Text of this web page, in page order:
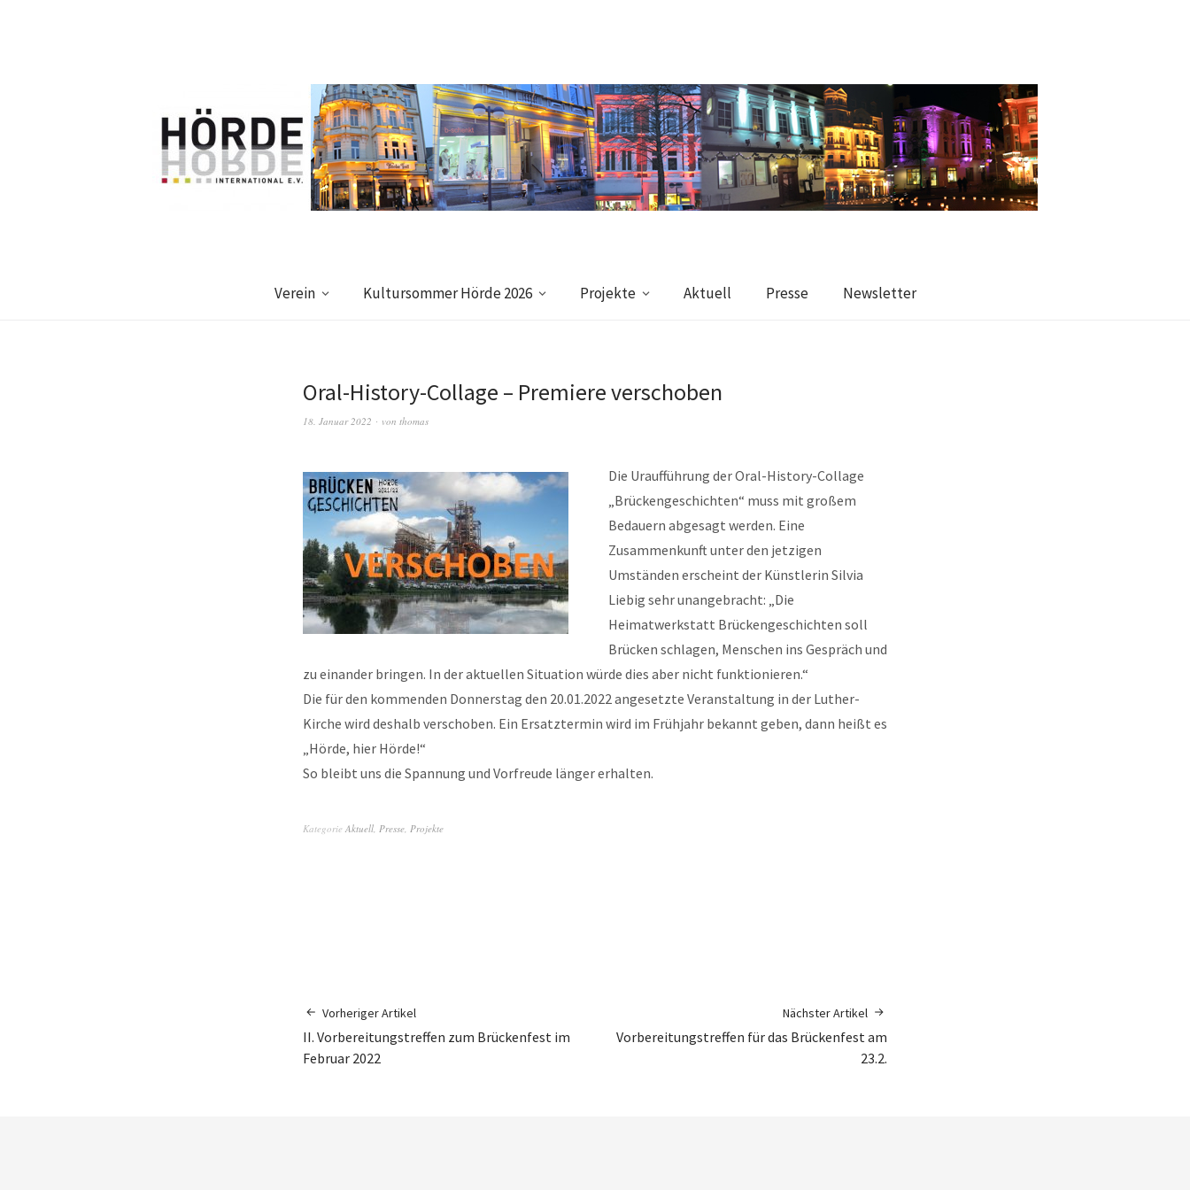
Verein Kultursommer Hörde 2026 Projekte Aktuell Presse Newsletter
Oral-History-Collage – Premiere verschoben
18. Januar 2022 von thomas
Die Uraufführung der Oral-History-Collage
„Brückengeschichten“ muss mit großem
Bedauern abgesagt werden. Eine
Zusammenkunft unter den jetzigen
Umständen erscheint der Künstlerin Silvia
Liebig sehr unangebracht: „Die
Heimatwerkstatt Brückengeschichten soll
Brücken schlagen, Menschen ins Gespräch und
zu einander bringen. In der aktuellen Situation würde dies aber nicht funktionieren.“
Die für den kommenden Donnerstag den 20.01.2022 angesetzte Veranstaltung in der Luther-
Kirche wird deshalb verschoben. Ein Ersatztermin wird im Frühjahr bekannt geben, dann heißt es
„Hörde, hier Hörde!“
So bleibt uns die Spannung und Vorfreude länger erhalten.
Kategorie Aktuell, Presse, Projekte
Vorheriger Artikel
II. Vorbereitungstreffen zum Brückenfest im
Februar 2022
Nächster Artikel
Vorbereitungstreffen für das Brückenfest am
23.2.